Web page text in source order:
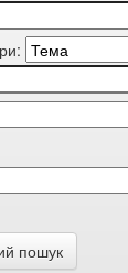
пошук